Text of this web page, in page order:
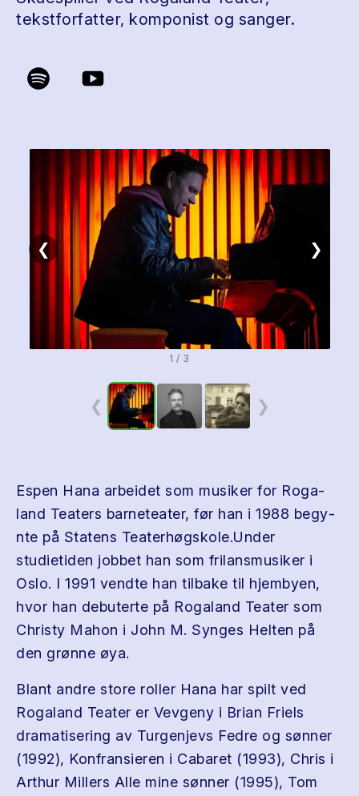
tekstforfatter, komponist og sanger.
❮ ❯
1 / 3
❮ ❯
Espen Hana arbei­det som musiker for Roga­
land Teaters bar­neteater, før han i 1988 beg­y­
nte på Statens Teater­høgskole.Under
studietiden jobbet han som frilansmusiker i
Oslo. I 1991 vendte han tilbake til hjem­byen,
hvor han debuterte på Roga­land Teater som
Christy Mahon i John M. Syn­ges Hel­ten på
den grønne øya.
Blant andre store roller Hana har spilt ved
Roga­land Teater er Vevgeny i Brian Friels
drama­tis­er­ing av Tur­gen­jevs Fedre og søn­ner
(1992), Kon­fran­sieren i Cabaret (1993), Chris i
Arthur Millers Alle mine søn­ner (1995), Tom